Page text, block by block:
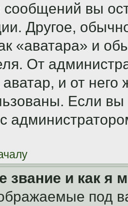
сообщений вы
Другое,
«аватара» и
От
и от него
Если
звание и как я
под